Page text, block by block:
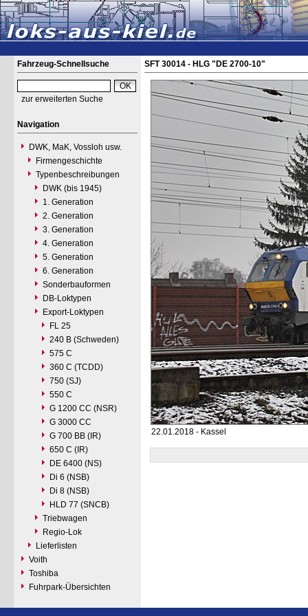
Fahrzeug-Schnellsuche
zur erweiterten Suche
Navigation
DWK, MaK, Vossloh usw.
Firmengeschichte
Typenbeschreibungen
DWK (bis 1945)
1. Generation
2. Generation
3. Generation
4. Generation
5. Generation
6. Generation
Sonderbauformen
DB-Loktypen
Export-Loktypen
FL 25
240 B (Schweden)
575 C
360 C (TCDD)
750 (SJ)
550 C
G 1200 CC (NSR)
G 3000 CC
G 700 BB (IR)
650 C (IR)
DE 6400 (NS)
Di 6 (NSB)
Di 8 (NSB)
HLD 77 (SNCB)
Triebwagen
Regio-Lok
Lieferlisten
Voith
Toshiba
Fuhrpark-Übersichten
SFT 30014 - HLG "DE 2700-10"
22.01.2018 - Kassel